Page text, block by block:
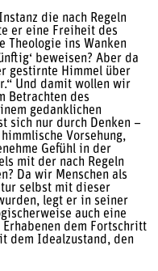
die nach Regeln
er eine Freiheit des
Theologie ins Wanken
beweisen? Aber da
gestirnte Himmel über
Und damit wollen wir
Betrachten des
gedanklichen
sich nur durch Denken –
Vorsehung,
Gefühl in der
mit der nach Regeln
Da wir Menschen als
selbst mit dieser
legt er in seiner
auch eine
dem Fortschritt
dem Idealzustand, den